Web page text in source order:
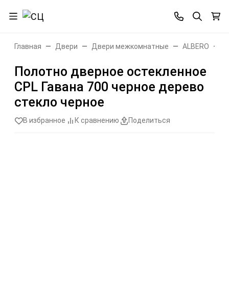
Главная Двери Двери межкомнатные ALBERO
Полотно дверное остекленное
CPL Гавана 700 черное дерево
стекло черное
В избранное К сравнению Поделиться